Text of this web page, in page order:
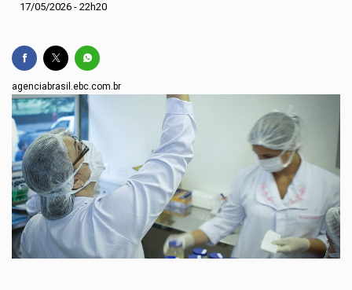
17/05/2026 - 22h20
agenciabrasil.ebc.com.br